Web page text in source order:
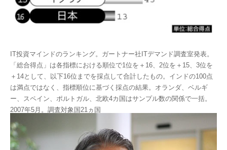
IT投資マインドのランキング。ガートナー社ITデマンド調査室発表。
「総合得点」は各指標における順位で1位を＋16、2位を＋15、3位を
＋14として、以下16位までを採点して合計したもの。インドの100点
は満点ではなく、指標順位に基づく採点の結果。オランダ、ベルギ
ー、スペイン、ポルトガル、北欧4カ国はサンプル数の関係で一括。
2007年5月。調査対象国21ヵ国